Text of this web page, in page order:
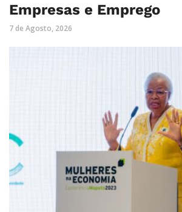
Empresas e Emprego
7 de Agosto, 2026